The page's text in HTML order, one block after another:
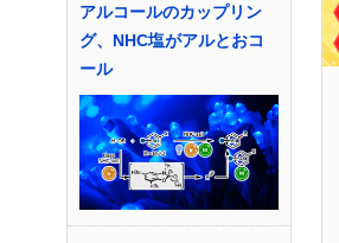
アルコールのカップリン
グ、NHC塩がアルとおコ
ール